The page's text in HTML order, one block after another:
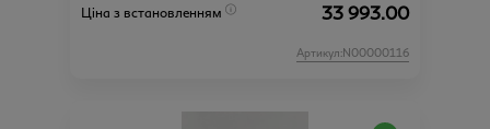
Ціна з встановленням 33 993.00
Артикул:N00000116